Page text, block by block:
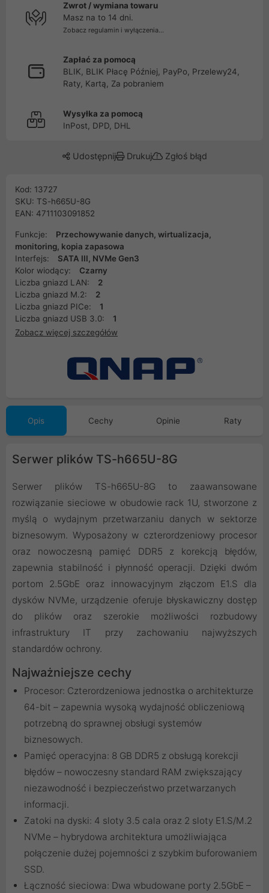
Zwrot / wymiana towaru
Masz na to 14 dni.
Zobacz regulamin i wyłączenia...
Zapłać za pomocą
BLIK, BLIK Płacę Później, PayPo, Przelewy24,
Raty, Kartą, Za pobraniem
Wysyłka za pomocą
InPost, DPD, DHL
Udostępnij Drukuj Zgłoś błąd
Kod: 13727
SKU: TS-h665U-8G
EAN: 4711103091852
Funkcje:
Przechowywanie danych, wirtualizacja,
monitoring, kopia zapasowa
Interfejs:
SATA III, NVMe Gen3
Kolor wiodący:
Czarny
Liczba gniazd LAN:
2
Liczba gniazd M.2:
2
Liczba gniazd PICe:
1
Liczba gniazd USB 3.0:
1
Zobacz więcej szczegółów
Opis Cechy Opinie Raty
Serwer plików TS-h665U-8G
Serwer plików TS-h665U-8G to zaawansowane
rozwiązanie sieciowe w obudowie rack 1U, stworzone z
myślą o wydajnym przetwarzaniu danych w sektorze
biznesowym. Wyposażony w czterordzeniowy procesor
oraz nowoczesną pamięć DDR5 z korekcją błędów,
zapewnia stabilność i płynność operacji. Dzięki dwóm
portom 2.5GbE oraz innowacyjnym złączom E1.S dla
dysków NVMe, urządzenie oferuje błyskawiczny dostęp
do plików oraz szerokie możliwości rozbudowy
infrastruktury IT przy zachowaniu najwyższych
standardów ochrony.
Najważniejsze cechy
Procesor: Czterordzeniowa jednostka o architekturze
64-bit – zapewnia wysoką wydajność obliczeniową
potrzebną do sprawnej obsługi systemów
biznesowych.
Pamięć operacyjna: 8 GB DDR5 z obsługą korekcji
błędów – nowoczesny standard RAM zwiększający
niezawodność i bezpieczeństwo przetwarzanych
informacji.
Zatoki na dyski: 4 sloty 3.5 cala oraz 2 sloty E1.S/M.2
NVMe – hybrydowa architektura umożliwiająca
połączenie dużej pojemności z szybkim buforowaniem
SSD.
Łączność sieciowa: Dwa wbudowane porty 2.5GbE –